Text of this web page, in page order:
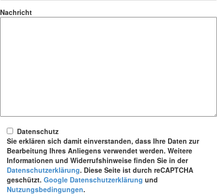
Nachricht
Datenschutz
Sie erklären sich damit einverstanden, dass Ihre Daten zur
Bearbeitung Ihres Anliegens verwendet werden. Weitere
Informationen und Widerrufshinweise finden Sie in der
Datenschutzerklärung. Diese Seite ist durch reCAPTCHA
geschützt. Google Datenschutzerklärung und
Nutzungsbedingungen.